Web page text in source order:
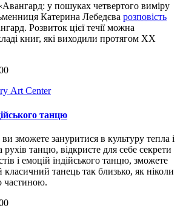
у пошуках четвертого виміру
Катерина Лебедєва розповість
Розвиток цієї течії можна
книг, які виходили протягом ХХ
Art Center
танцю
ви зможете зануритися в культуру тепла і
рухів танцю, відкриєте для себе секрети
і емоцій індійського танцю, зможете
класичний танець так близько, як ніколи
частиною.